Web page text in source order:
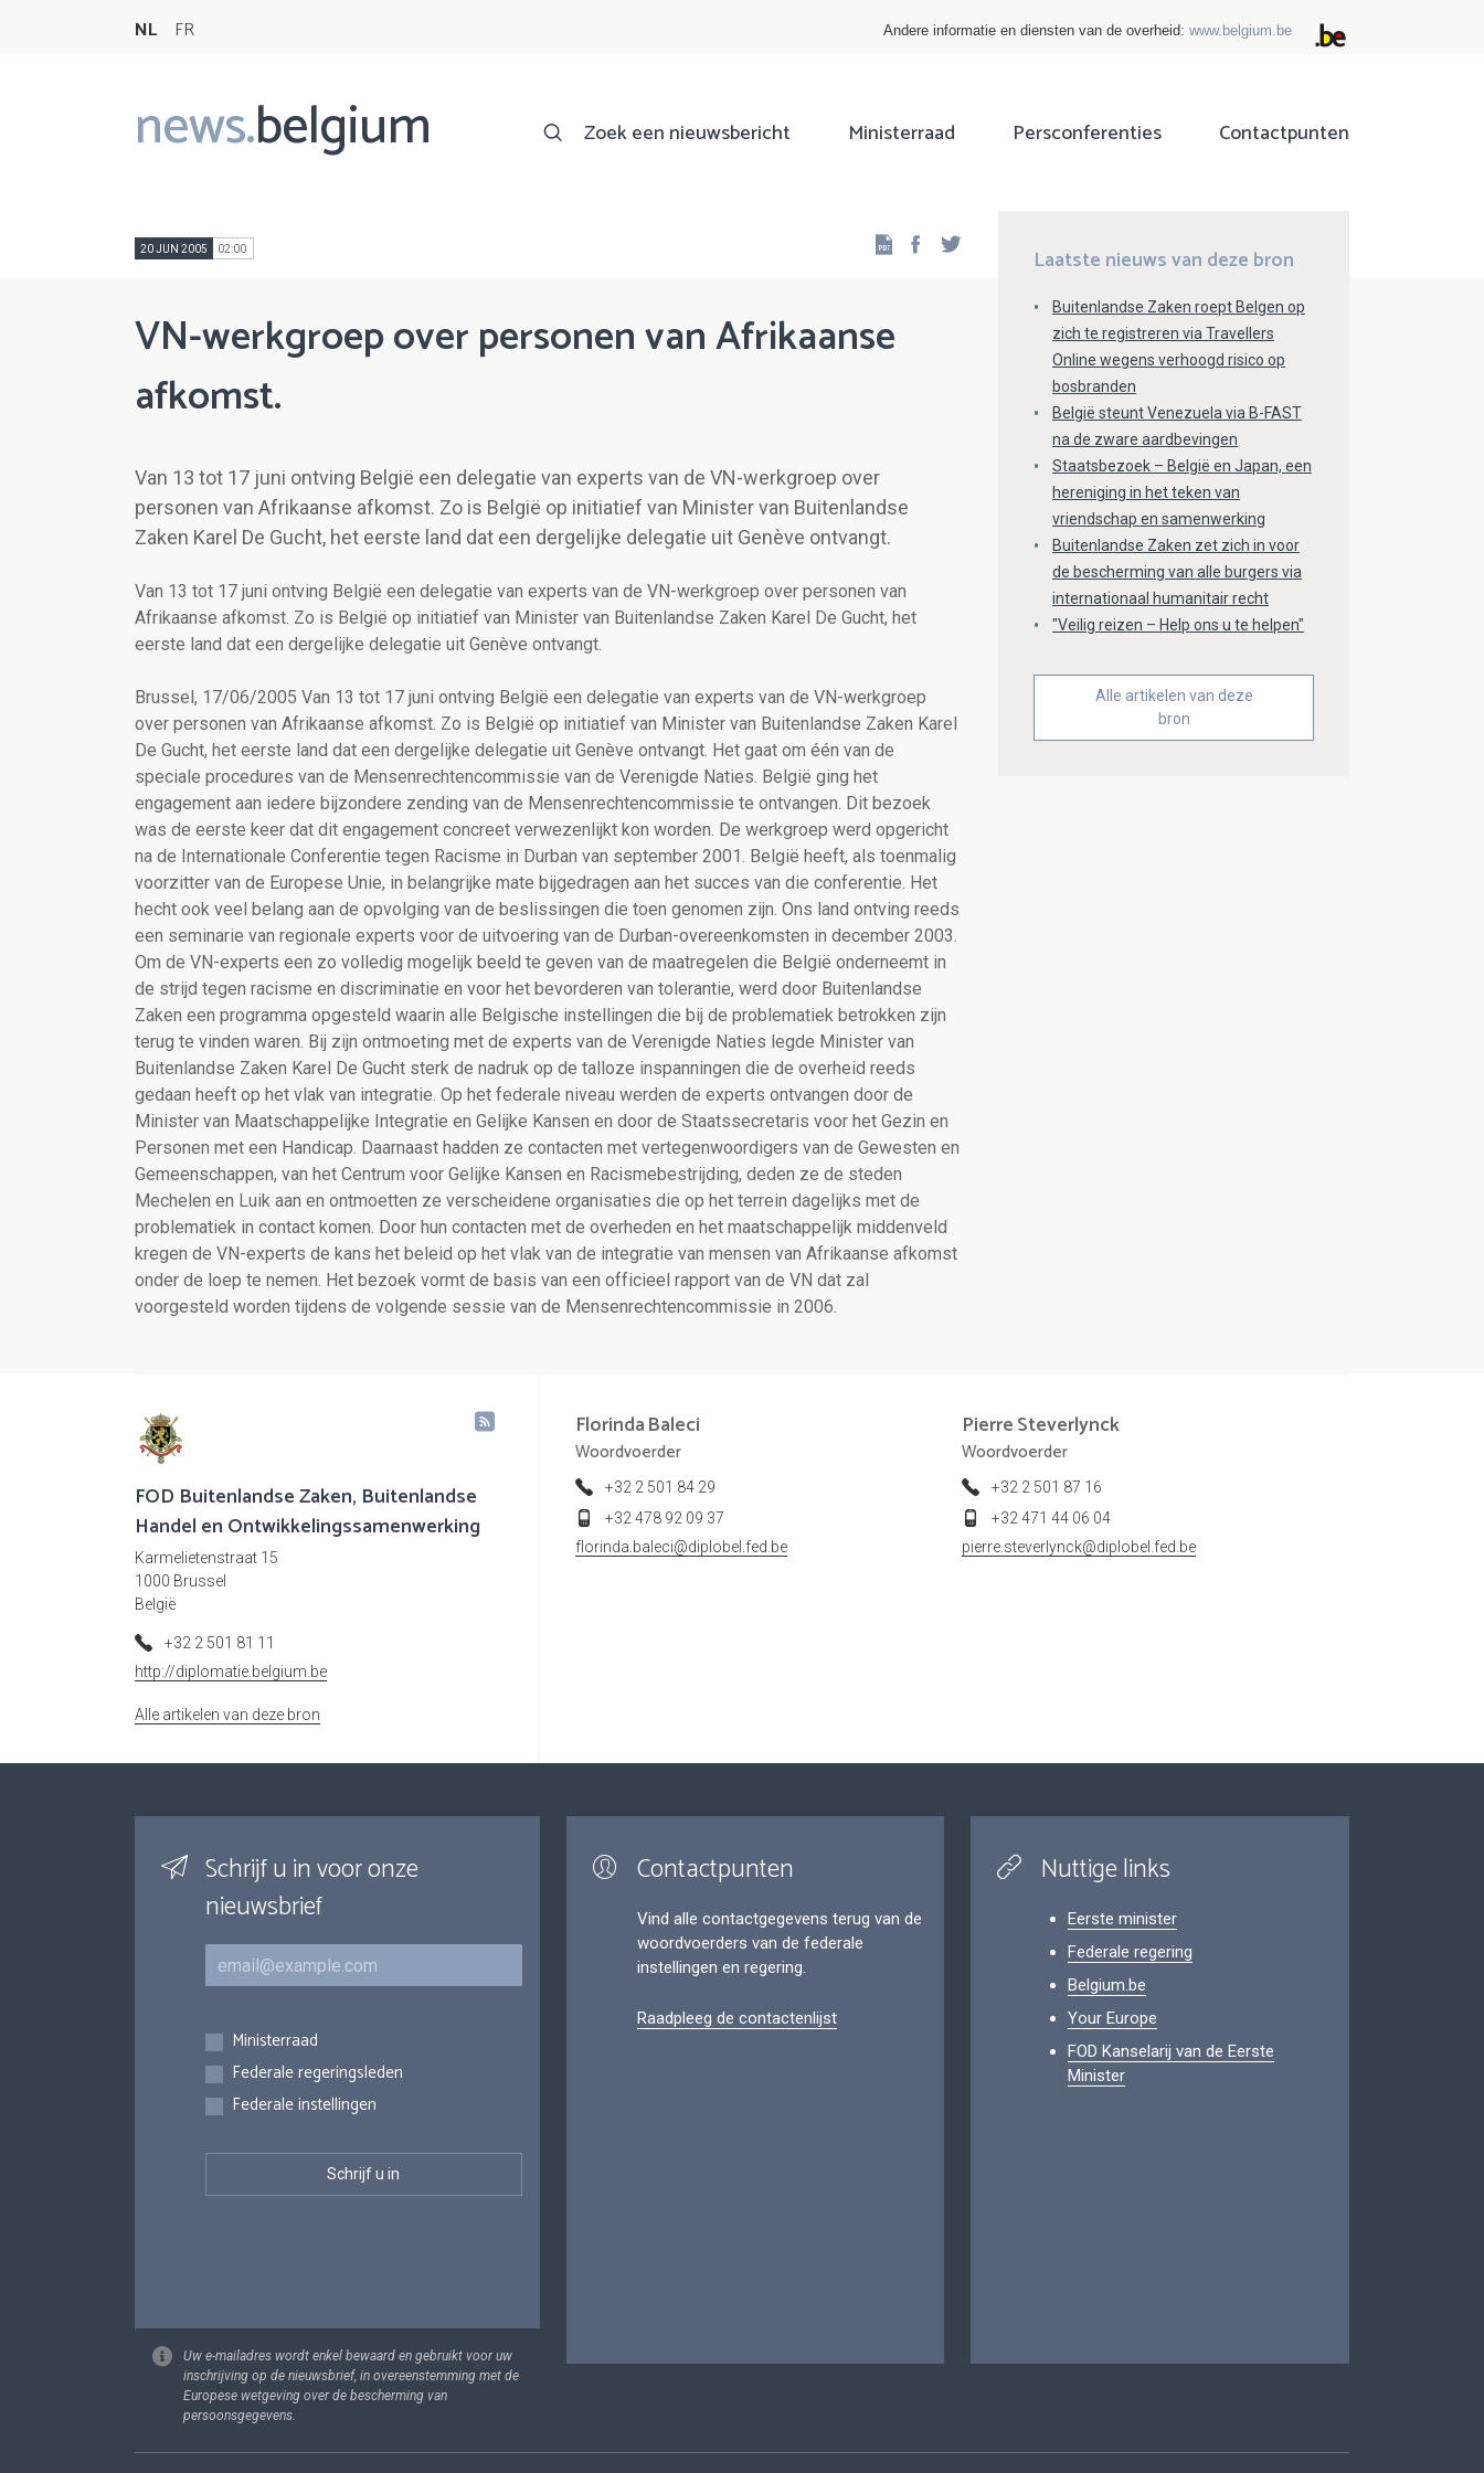
NL FR Andere informatie en diensten van de overheid: www.belgium.be
news.belgium
Main
navigation
Zoek een nieuwsbericht Ministerraad Persconferenties Contactpunten
20 JUN 2005 02:00 Facebook
VN-werkgroep over personen van Afrikaanse
afkomst.
Van 13 tot 17 juni ontving België een delegatie van experts van de VN-werkgroep over
personen van Afrikaanse afkomst. Zo is België op initiatief van Minister van Buitenlandse
Zaken Karel De Gucht, het eerste land dat een dergelijke delegatie uit Genève ontvangt.
Van 13 tot 17 juni ontving België een delegatie van experts van de VN-werkgroep over personen van
Afrikaanse afkomst. Zo is België op initiatief van Minister van Buitenlandse Zaken Karel De Gucht, het
eerste land dat een dergelijke delegatie uit Genève ontvangt.
Brussel, 17/06/2005 Van 13 tot 17 juni ontving België een delegatie van experts van de VN-werkgroep
over personen van Afrikaanse afkomst. Zo is België op initiatief van Minister van Buitenlandse Zaken Karel
De Gucht, het eerste land dat een dergelijke delegatie uit Genève ontvangt. Het gaat om één van de
speciale procedures van de Mensenrechtencommissie van de Verenigde Naties. België ging het
engagement aan iedere bijzondere zending van de Mensenrechtencommissie te ontvangen. Dit bezoek
was de eerste keer dat dit engagement concreet verwezenlijkt kon worden. De werkgroep werd opgericht
na de Internationale Conferentie tegen Racisme in Durban van september 2001. België heeft, als toenmalig
voorzitter van de Europese Unie, in belangrijke mate bijgedragen aan het succes van die conferentie. Het
hecht ook veel belang aan de opvolging van de beslissingen die toen genomen zijn. Ons land ontving reeds
een seminarie van regionale experts voor de uitvoering van de Durban-overeenkomsten in december 2003.
Om de VN-experts een zo volledig mogelijk beeld te geven van de maatregelen die België onderneemt in
de strijd tegen racisme en discriminatie en voor het bevorderen van tolerantie, werd door Buitenlandse
Zaken een programma opgesteld waarin alle Belgische instellingen die bij de problematiek betrokken zijn
terug te vinden waren. Bij zijn ontmoeting met de experts van de Verenigde Naties legde Minister van
Buitenlandse Zaken Karel De Gucht sterk de nadruk op de talloze inspanningen die de overheid reeds
gedaan heeft op het vlak van integratie. Op het federale niveau werden de experts ontvangen door de
Minister van Maatschappelijke Integratie en Gelijke Kansen en door de Staatssecretaris voor het Gezin en
Personen met een Handicap. Daarnaast hadden ze contacten met vertegenwoordigers van de Gewesten en
Gemeenschappen, van het Centrum voor Gelijke Kansen en Racismebestrijding, deden ze de steden
Mechelen en Luik aan en ontmoetten ze verscheidene organisaties die op het terrein dagelijks met de
problematiek in contact komen. Door hun contacten met de overheden en het maatschappelijk middenveld
kregen de VN-experts de kans het beleid op het vlak van de integratie van mensen van Afrikaanse afkomst
onder de loep te nemen. Het bezoek vormt de basis van een officieel rapport van de VN dat zal
voorgesteld worden tijdens de volgende sessie van de Mensenrechtencommissie in 2006.
Laatste nieuws van deze bron
Buitenlandse Zaken roept Belgen op
zich te registreren via Travellers
Online wegens verhoogd risico op
bosbranden
België steunt Venezuela via B-FAST
na de zware aardbevingen
Staatsbezoek – België en Japan, een
hereniging in het teken van
vriendschap en samenwerking
Buitenlandse Zaken zet zich in voor
de bescherming van alle burgers via
internationaal humanitair recht
"Veilig reizen – Help ons u te helpen"
Alle artikelen van deze
bron
FOD Buitenlandse Zaken, Buitenlandse
Handel en Ontwikkelingssamenwerking
Karmelietenstraat 15
1000 Brussel
België
+32 2 501 81 11
http://diplomatie.belgium.be
Alle artikelen van deze bron
FlorindaBaleci
Woordvoerder
+32 2 501 84 29
+32 478 92 09 37
florinda.baleci@diplobel.fed.be
PierreSteverlynck
Woordvoerder
+32 2 501 87 16
+32 471 44 06 04
pierre.steverlynck@diplobel.fed.be
Schrijf u in voor onze
nieuwsbrief
E-mail
Inschrijvingen
Ministerraad
Federale regeringsleden
Federale instellingen
Uw e-mailadres wordt enkel bewaard en gebruikt voor uw
inschrijving op de nieuwsbrief, in overeenstemming met de
Europese wetgeving over de bescherming van
persoonsgegevens.
Contactpunten
Vind alle contactgegevens terug van de
woordvoerders van de federale
instellingen en regering.
Raadpleeg de contactenlijst
Nuttige links
Eerste minister
Federale regering
Belgium.be
Your Europe
FOD Kanselarij van de Eerste
Minister